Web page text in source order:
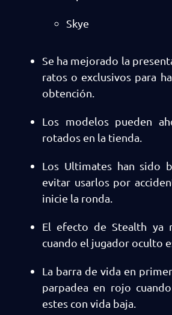
Skye
Se ha mejorado la
ratos o exclusivos para
obtención.
Los modelos pueden
rotados en la tienda.
Los Ultimates han sido
evitar usarlos por
inicie la ronda.
El efecto de Stealth ya
cuando el jugador oculto
La barra de vida en
parpadea en rojo
estes con vida baja.